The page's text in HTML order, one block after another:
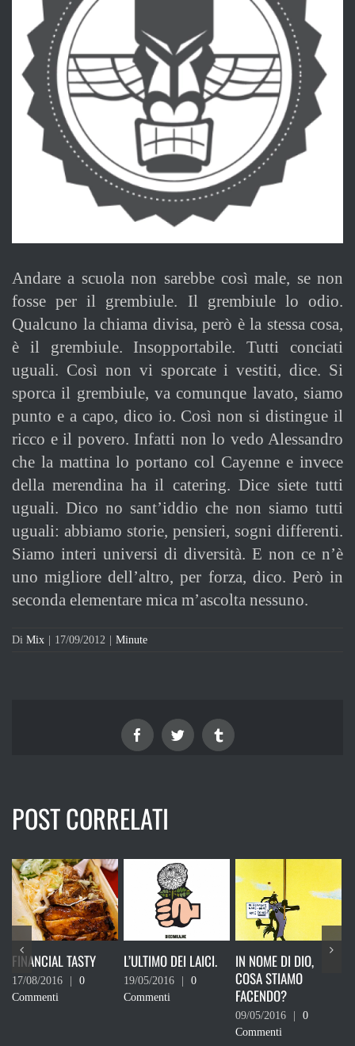
Andare a scuola non sarebbe così male, se non
fosse per il grembiule. Il grembiule lo odio.
Qualcuno la chiama divisa, però è la stessa cosa,
è il grembiule. Insopportabile. Tutti conciati
uguali. Così non vi sporcate i vestiti, dice. Si
sporca il grembiule, va comunque lavato, siamo
punto e a capo, dico io. Così non si distingue il
ricco e il povero. Infatti non lo vedo Alessandro
che la mattina lo portano col Cayenne e invece
della merendina ha il catering. Dice siete tutti
uguali. Dico no sant’iddio che non siamo tutti
uguali: abbiamo storie, pensieri, sogni differenti.
Siamo interi universi di diversità. E non ce n’è
uno migliore dell’altro, per forza, dico. Però in
seconda elementare mica m’ascolta nessuno.
Di Mix 17/09/2012 Minute
FacebookTwitter Tumblr
POST CORRELATI
FINANCIAL TASTY
17/08/2016 |
0
Commenti
L’ULTIMO DEI LAICI.
19/05/2016 |
0
Commenti
IN NOME DI DIO,
COSA STIAMO
FACENDO?
09/05/2016 |
0
Commenti